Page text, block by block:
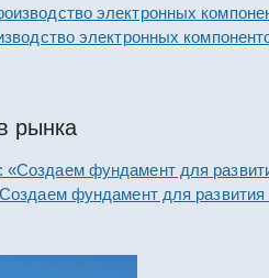
электронных
рынка
фундамент для развития